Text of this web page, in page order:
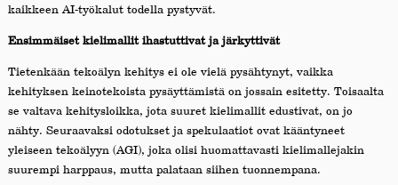
kaikkeen AI-työkalut todella pystyvät.
Ensimmäiset kielimallit ihastuttivat ja järkyttivät
Tietenkään tekoälyn kehitys ei ole vielä pysähtynyt, vaikka
kehityksen keinotekoista pysäyttämistä on jossain esitetty. Toisaalta
se valtava kehitysloikka, jota suuret kielimallit edustivat, on jo
nähty. Seuraavaksi odotukset ja spekulaatiot ovat kääntyneet
yleiseen tekoälyyn (AGI), joka olisi huomattavasti kielimallejakin
suurempi harppaus, mutta palataan siihen tuonnempana.